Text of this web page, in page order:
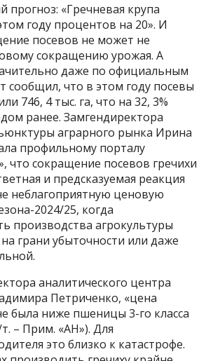
«Гречневая крупа
году процентов на 20». И
посевов не может не
сокращению урожая. А
даже по официальным
сообщил, что в этом году посевы
746, 4 тыс. га, что на 32, 3%
ранее. Замгендиректора
аграрного рынка Ирина
профильному порталу
что сокращение посевов гречихи
и предсказуемая реакция
неблагоприятную ценовую
2024/25, когда
производства агрокультуры
грани убыточности или даже
аналитического центра
Петриченко, «цена
была ниже пшеницы 3-го класса
– Прим. «АН»). Для
это близко к катастрофе.